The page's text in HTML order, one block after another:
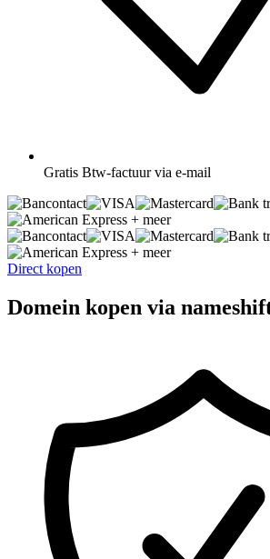
Gratis Btw-factuur via e-mail
+ meer
+ meer
Direct kopen
Domein kopen via